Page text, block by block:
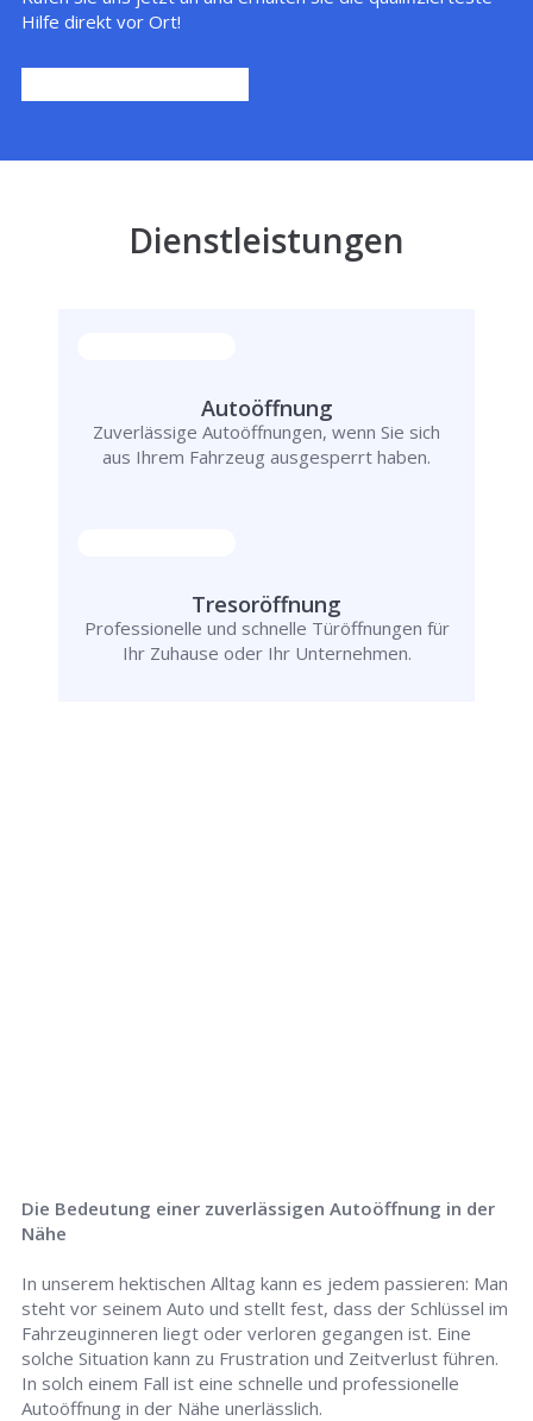
Hilfe direkt vor Ort!
Dienstleistungen
Autoöffnung
Zuverlässige Autoöffnungen, wenn Sie sich
aus Ihrem Fahrzeug ausgesperrt haben.
Tresoröffnung
Professionelle und schnelle Türöffnungen für
Ihr Zuhause oder Ihr Unternehmen.
Die Bedeutung einer zuverlässigen Autoöffnung in der
Nähe
In unserem hektischen Alltag kann es jedem passieren: Man
steht vor seinem Auto und stellt fest, dass der Schlüssel im
Fahrzeuginneren liegt oder verloren gegangen ist. Eine
solche Situation kann zu Frustration und Zeitverlust führen.
In solch einem Fall ist eine schnelle und professionelle
Autoöffnung in der Nähe unerlässlich.